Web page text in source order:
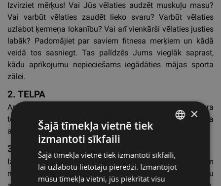
Izvirziet mērķus! Vai Jūs vēlaties audzēt muskuļu masu?
Vai varbūt vēlaties zaudēt lieko svaru? Varbūt vēlaties
uzlabot ķermeņa lokanību? Vai arī vienkārši vēlaties justies
labāk? Padomājiet par saviem fitnesa merķiem un kādā
veidā tos sasniegt. Tas palīdzēs Jums vieglāk saprast,
kādu aprīkojumu nepieciešams iegādāties mājas sporta
zālei.
2. TELPA
Apskatiet dažādas telpas savās mājās. Izvērtējiet, kura
telpa varētu būt vislabāk piemērota treniņiem un fitnesa
aprīkojuma uzglabāšanai.
3. APRĪKOJUMS
Izvēlieties fitnesa inventāru, vadoties pēc sevis izvirzītajiem
mērķiem. Pirmkārt, iegādājaties multifunkcionālu
ENGLISH
RUSSIAN
×
Šajā tīmekļa vietnē tiek
izmantoti sīkfaili
Šajā tīmekļa vietnē tiek izmantoti sīkfaili,
lai uzlabotu lietotāju pieredzi. Izmantojot
mūsu tīmekļa vietni, jūs piekrītat visu